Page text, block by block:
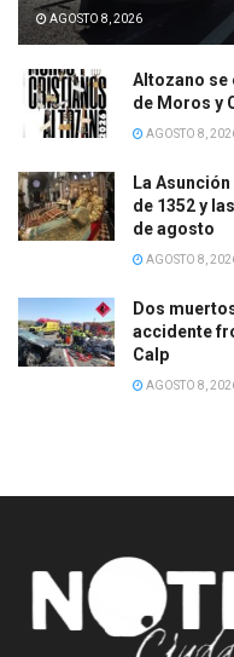
AGOSTO 8, 2026
Altozano se
de Moros y
AGOSTO 8,
La
de 1352 y
de agosto
AGOSTO 8,
Dos
accidente
Calp
AGOSTO 8,